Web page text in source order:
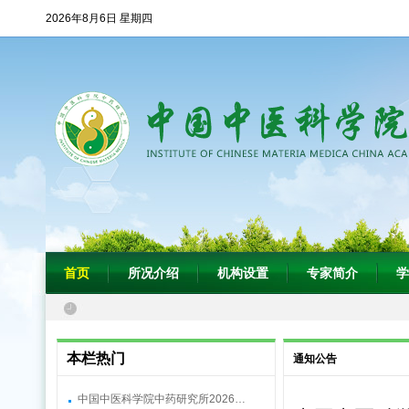
2026年8月6日 星期四
首页 所况介绍 机构设置 专家简介
本栏热门
中国中医科学院中药研究所2026…
通知公告